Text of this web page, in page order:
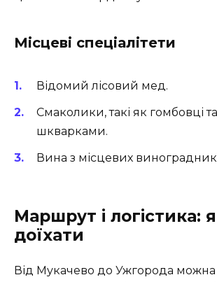
Місцеві спеціалітети
Відомий лісовий мед.
Смаколики, такі як гомбовці
шкварками.
Вина з місцевих
Маршрут і логістика:
доїхати
Від Мукачево до Ужгорода можна